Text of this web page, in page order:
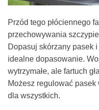
Przód tego płóciennego
przechowywania
Dopasuj skórzany pasek
idealne dopasowanie.
wytrzymałe, ale fartuch
Możesz regulować pasek
dla wszystkich.